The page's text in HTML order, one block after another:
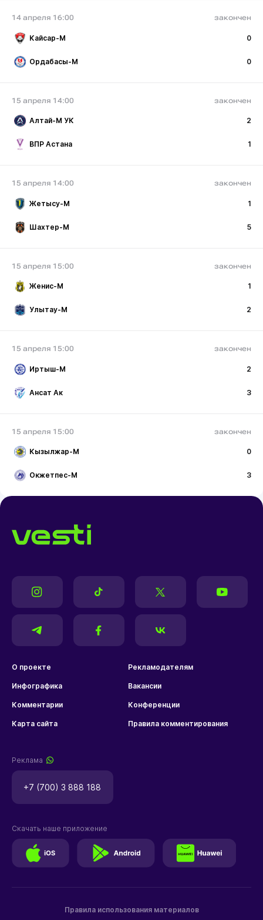
14 апреля 16:00 закончен
Кайсар-М 0
Ордабасы-М 0
15 апреля 14:00 закончен
Алтай-М УК 2
ВПР Астана 1
15 апреля 14:00 закончен
Жетысу-М 1
Шахтер-М 5
15 апреля 15:00 закончен
Женис-М 1
Улытау-М 2
15 апреля 15:00 закончен
Иртыш-М 2
Ансат Ак 3
15 апреля 15:00 закончен
Кызылжар-М 0
Окжетпес-М 3
О проекте Рекламодателям
Инфографика Вакансии
Комментарии Конференции
Карта сайта Правила комментирования
Реклама
+7 (700) 3 888 188
Правила использования материалов
Скачать наше приложение